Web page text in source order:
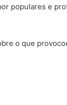
populares e
o que